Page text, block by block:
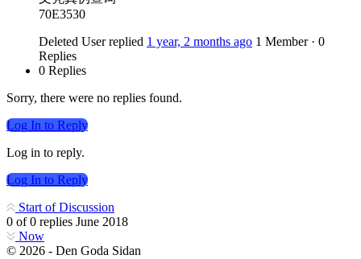
70E3530
Deleted User replied 1 year, 2 months ago 1 Member · 0
Replies
0 Replies
Sorry, there were no replies found.
Log In to Reply
Log in to reply.
Log In to Reply
Start of Discussion
0 of0 replies June 2018
Now
© 2026 - Den Goda Sidan